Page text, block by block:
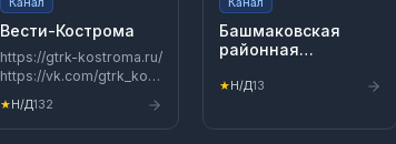
Вести-Кострома
https://gtrk-kostroma.ru/
https://vk.com/gtrk_kostroma
https://dzen.ru/gtrk44
https://rutube.ru/channel/23890974/
★Н/Д132
Башмаковская
районная
★Н/Д13